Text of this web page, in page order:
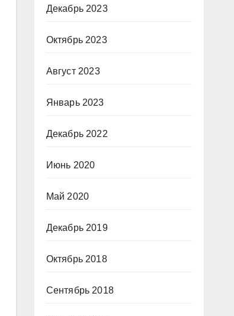
Декабрь 2023
Октябрь 2023
Август 2023
Январь 2023
Декабрь 2022
Июнь 2020
Май 2020
Декабрь 2019
Октябрь 2018
Сентябрь 2018